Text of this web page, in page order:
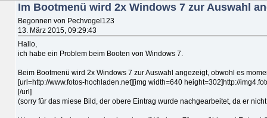
Im Bootmenü wird 2x Windows 7 zur Auswahl
Begonnen von Pechvogel123
13. März 2015, 09:29:43
Hallo,
ich habe ein Problem beim Booten von Windows 7.
Beim Bootmenü wird 2x Windows 7 zur Auswahl angezeigt, obwohl es
[url=http://www.fotos-hochladen.net][img width=640 height=302]http://
[/url]
(sorry für das miese Bild, der obere Eintrag wurde nachgearbeitet, da er